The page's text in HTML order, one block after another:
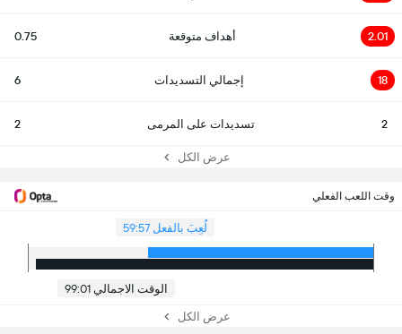
2.01 أهداف متوقعة 0.75
18 إجمالي التسديدات 6
2 تسديدات على المرمى 2
عرض الكل
وقت اللعب الفعلي
لُعِبَ بالفعل 59:57
الوقت الاجمالي 99:01
عرض الكل